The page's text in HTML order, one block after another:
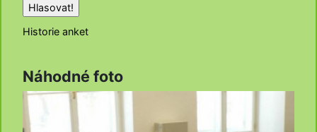
Historie anket
Náhodné foto